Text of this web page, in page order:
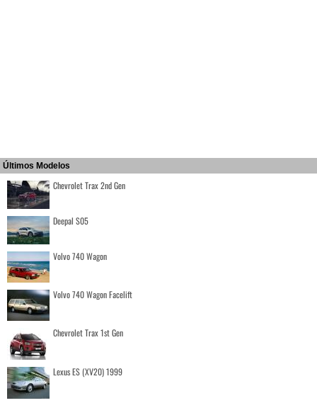
Últimos Modelos
Chevrolet Trax 2nd Gen
Deepal S05
Volvo 740 Wagon
Volvo 740 Wagon Facelift
Chevrolet Trax 1st Gen
Lexus ES (XV20) 1999